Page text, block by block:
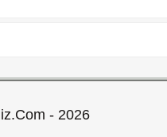
- 2026